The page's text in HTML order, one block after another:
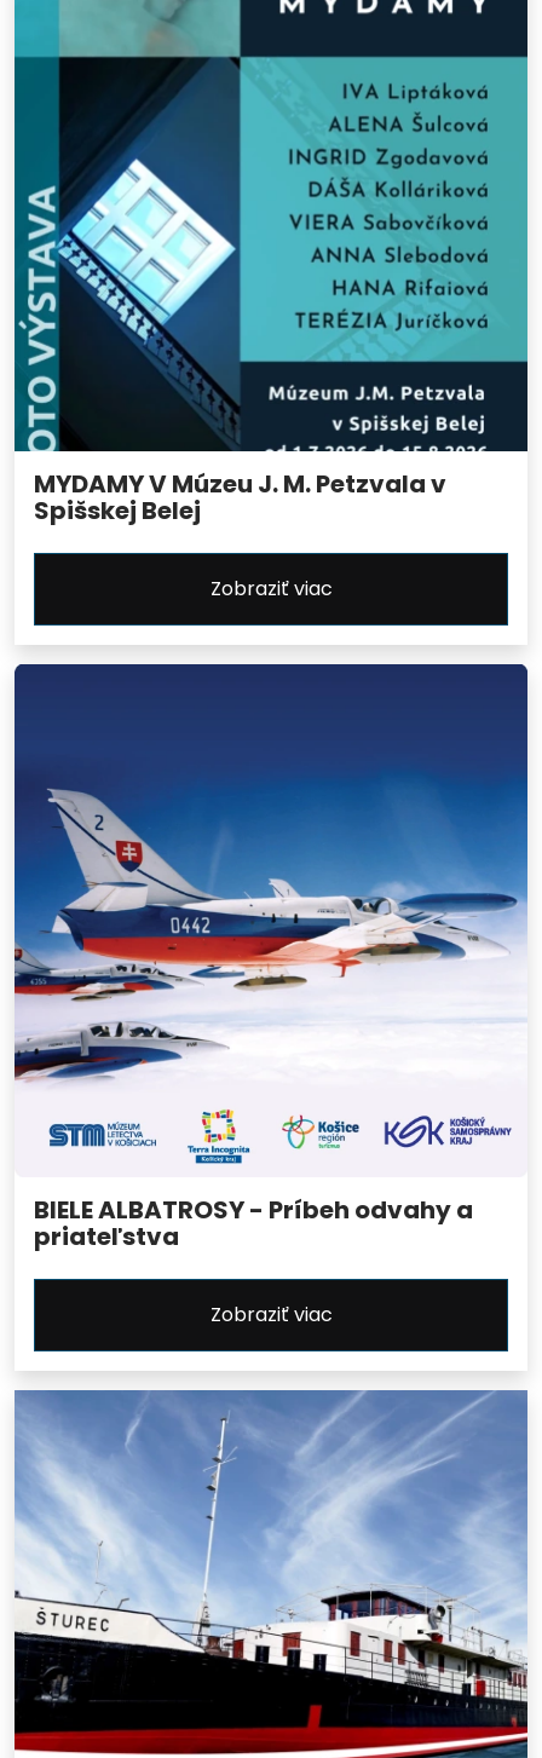
MYDAMY V Múzeu J. M. Petzvala v
Spišskej Belej
Zobraziť viac
BIELE ALBATROSY - Príbeh odvahy a
priateľstva
Zobraziť viac